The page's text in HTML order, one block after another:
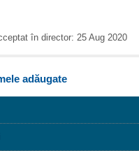
în director: 25 Aug 2020
adăugate